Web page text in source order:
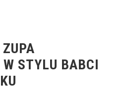
STYLU BABCI